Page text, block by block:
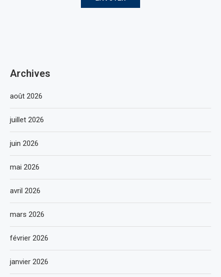
Archives
août 2026
juillet 2026
juin 2026
mai 2026
avril 2026
mars 2026
février 2026
janvier 2026